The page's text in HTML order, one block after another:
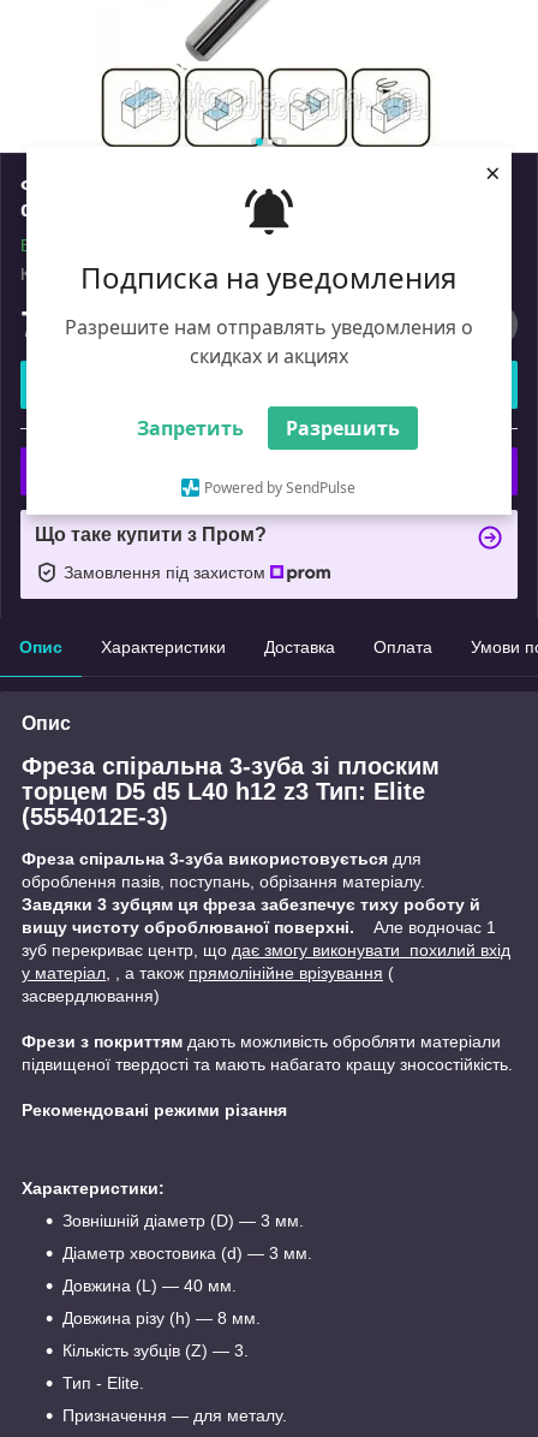
Подписка на уведомления
Разрешите нам отправлять уведомления о
скидках и акциях
Запретить Разрешить
Powered by SendPulse
×
Фреза спіральна 3-зуба зі плоским торцем D5
d5 L40 h12 z3 Тип: Elite (5554012E-3)
В наявності
Код: 5554012E-3
Роздріб
766₴
Що таке купити з Пром?
Замовлення під захистом
Опис Характеристики Доставка Оплата Умови
Опис
Фреза спіральна 3-зуба зі плоским
торцем D5 d5 L40 h12 z3 Тип: Elite
(5554012E-3)
Фреза спіральна 3-зуба використовується для
оброблення пазів, поступань, обрізання матеріалу.
Завдяки 3 зубцям ця фреза забезпечує тиху роботу й
вищу чистоту оброблюваної поверхні. Але водночас 1
зуб перекриває центр, що дає змогу виконувати похилий вхід
у матеріал, , а також прямолінійне врізування (
засвердлювання)
Фрези з покриттям дають можливість обробляти матеріали
підвищеної твердості та мають набагато кращу зносостійкість.
Рекомендовані режими різання
Характеристики:
Зовнішній діаметр (D) — 3 мм.
Діаметр хвостовика (d) — 3 мм.
Довжина (L) — 40 мм.
Довжина різу (h) — 8 мм.
Кількість зубців (Z) — 3.
Тип - Elite.
Призначення — для металу.